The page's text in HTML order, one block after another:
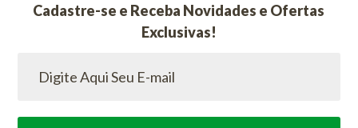
Cadastre-se e Receba Novidades e Ofertas
Exclusivas!